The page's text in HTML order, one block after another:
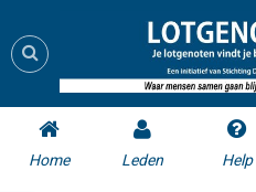
Home Leden Help